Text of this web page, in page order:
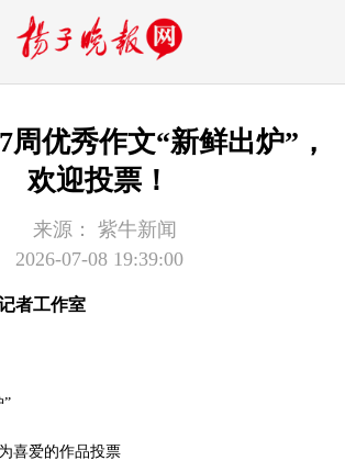
周优秀作文“新鲜出炉”，
欢迎投票！
来源：
紫牛新闻
2026-07-08 19:39:00
者工作室
”
喜爱的作品投票